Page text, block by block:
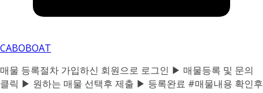
CABOBOAT
매물 등록절차 가입하신 회원으로 로그인 ▶ 매물등록 및 문의
클릭 ▶ 원하는 매물 선택후 제출 ▶ 등록완료 #매물내용 확인후